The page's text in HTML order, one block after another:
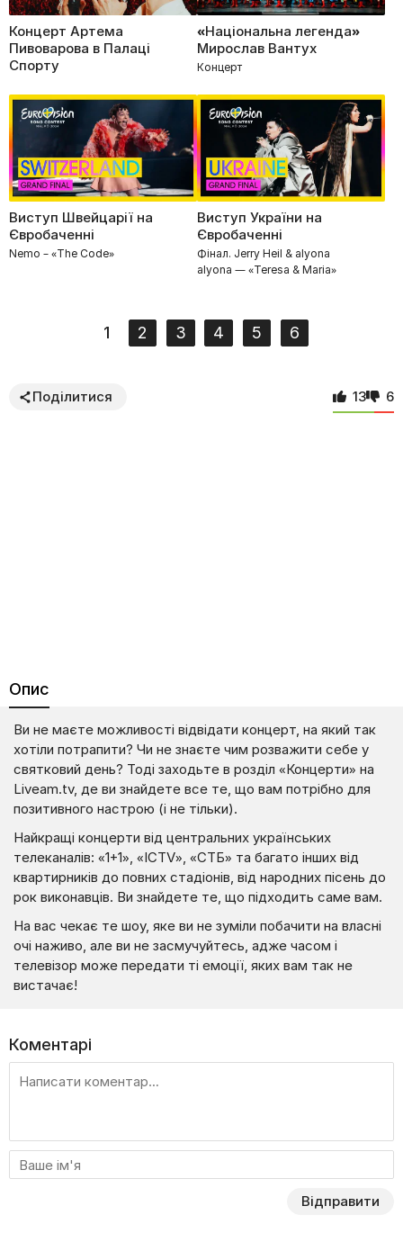
Концерт Артема
Пивоварова в Палаці
Спорту
«Національна легенда»
Мирослав Вантух
Концерт
Виступ Швейцарії на
Євробаченні
Nemo – «The Code»
Виступ України на
Євробаченні
Фінал. Jerry Heil & alyona
alyona — «Teresa & Maria»
1 2 3 4 5 6
Поділитися 13 6
Опис
Ви не маєте можливості відвідати концерт, на який так
хотіли потрапити? Чи не знаєте чим розважити себе у
святковий день? Тоді заходьте в розділ «Концерти» на
Liveam.tv, де ви знайдете все те, що вам потрібно для
позитивного настрою (і не тільки).
Найкращі концерти від центральних українських
телеканалів: «1+1», «ICTV», «СТБ» та багато інших від
квартирників до повних стадіонів, від народних пісень до
рок виконавців. Ви знайдете те, що підходить саме вам.
На вас чекає те шоу, яке ви не зуміли побачити на власні
очі наживо, але ви не засмучуйтесь, адже часом і
телевізор може передати ті емоції, яких вам так не
вистачає!
Коментарі
Відправити